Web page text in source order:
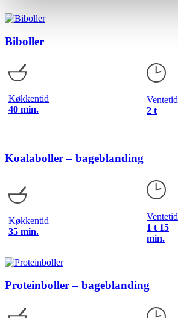
Biboller
Køkkentid
40 min.
Ventetid
2 t
Koalaboller – bageblanding
Køkkentid
35 min.
Ventetid
1 t 15
min.
Proteinboller – bageblanding